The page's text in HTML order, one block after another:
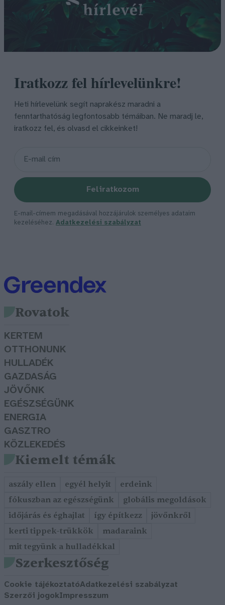
Iratkozz fel hírlevelünkre!
Heti hírlevelünk segít naprakész maradni a
fenntarthatóság legfontosabb témáiban. Ne maradj le,
iratkozz fel, és olvasd el cikkeinket!
Feliratkozom
E-mail-címem megadásával hozzájárulok személyes adataim
kezeléséhez. Adatkezelési szabályzat
Rovatok
KERTEM
OTTHONUNK
HULLADÉK
GAZDASÁG
JÖVŐNK
EGÉSZSÉGÜNK
ENERGIA
GASZTRO
KÖZLEKEDÉS
Kiemelt témák
aszály ellen egyél helyit
erdeink
fókuszban az egészségünk
globális megoldások
időjárás és éghajlat
így építkezz
jövőnkről
kerti tippek-trükkök
madaraink
mit tegyünk a hulladékkal
Szerkesztőség
Cookie tájékoztatóAdatkezelési szabályzat
Szerzői jogokImpresszum